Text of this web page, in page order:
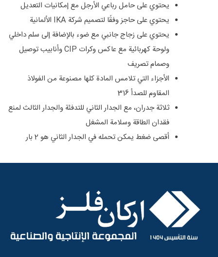
يحتوي على حامل رباعي الأرجل مع إمكانيات التعديل
يحتوي على حاجز وفقًا لتصميم شركة IKA الألمانية
يحتوي على زجاج جانبي مع ضوء بالإضافة إلى سلم داخلي
ولوحة كهربائية مع عاكس وكرات CIP وأنابيب توصيل
وصمام تصريف
الأجزاء التي تلامس المادة كلها مصنوعة من الفولاذ
المقاوم للصدأ 316
ثلاثة جدران، مع الجدار الثاني للتدفئة والجدار الثالث لمنع
فقدان الطاقة وسلامة المشغل
أقصى ضغط يمكن تحمله في الجدار الثاني هو 2 بار